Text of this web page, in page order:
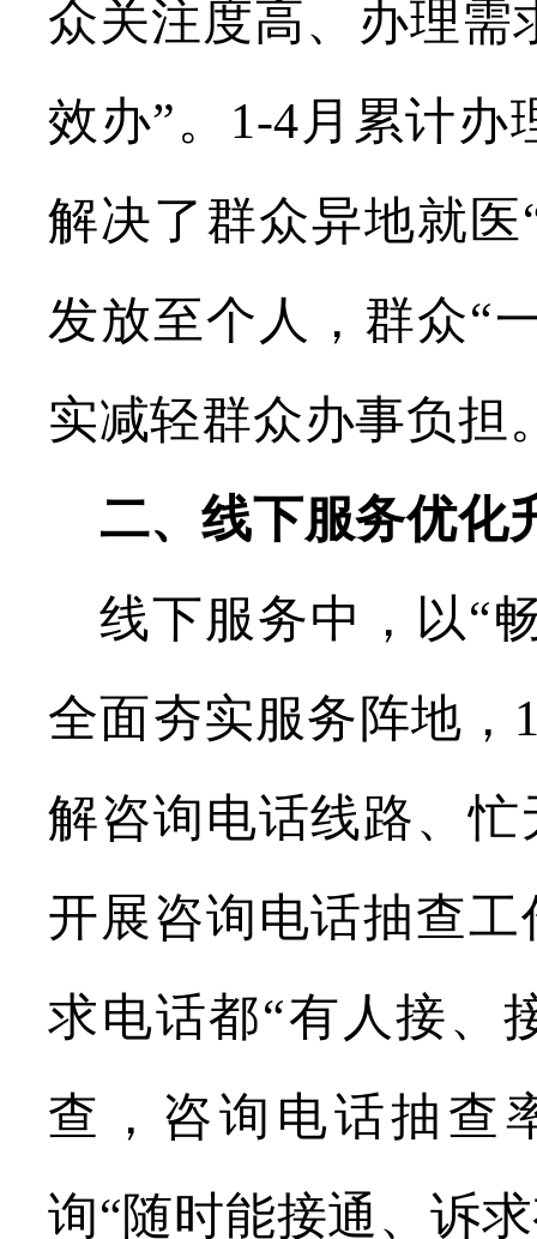
众关注度高、办理需
效办”。 1-4 月累计办
解决了群众异地就
发放至个人，群众“
实减轻群众办事负担
二、线下服务优化
线下服务中，以“
全面夯实服务阵地，
解咨询电话线路、
开展咨询电话抽查
求电话都“有人接、
查，咨询电话抽查
询“随时能接通、诉